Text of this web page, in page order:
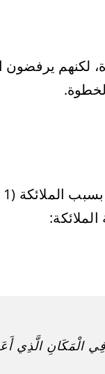
يرفضون
الْمَكَانِ الَّذِي